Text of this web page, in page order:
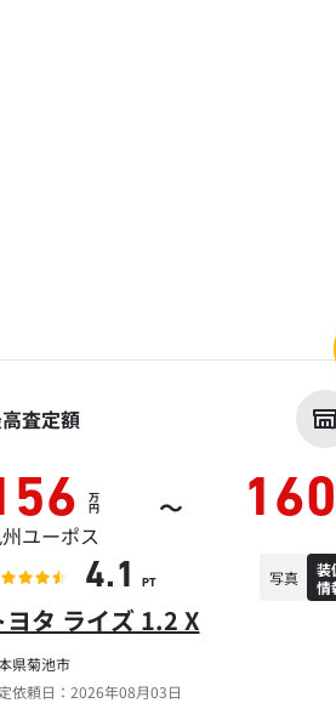
県菊池市
依頼日：2026年08月03日
ヨタ ライズ 1.2 X
査定額
万
円 ～ 160
ユーポス
4.1 PT 写真
装
情